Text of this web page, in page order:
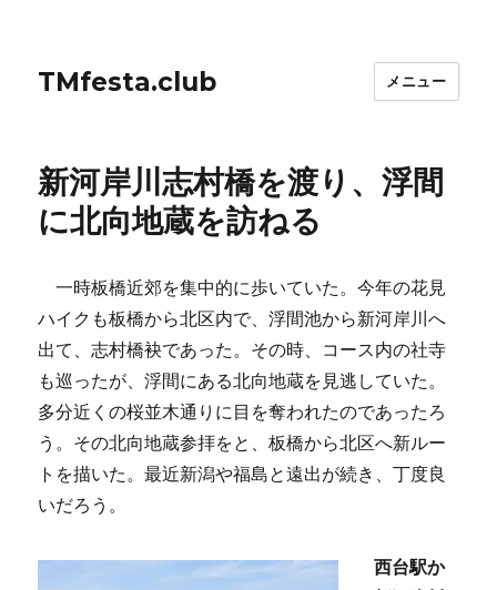
TMfesta.club メニュー
新河岸川志村橋を渡り、浮間
に北向地蔵を訪ねる
一時板橋近郊を集中的に歩いていた。今年の花見
ハイクも板橋から北区内で、浮間池から新河岸川へ
出て、志村橋袂であった。その時、コース内の社寺
も巡ったが、浮間にある北向地蔵を見逃していた。
多分近くの桜並木通りに目を奪われたのであったろ
う。その北向地蔵参拝をと、板橋から北区へ新ルー
トを描いた。最近新潟や福島と遠出が続き、丁度良
いだろう。
西台駅か